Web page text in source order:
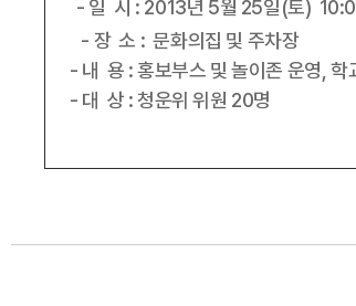
- 일 시 : 2013년 5월 25일(토)
- 장 소 : 문화의집 및 주차장
- 내 용 : 홍보부스 및 놀이존 운영, 학
- 대 상 : 청운위 위원 20명